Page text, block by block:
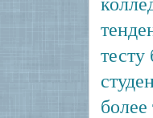
тесту